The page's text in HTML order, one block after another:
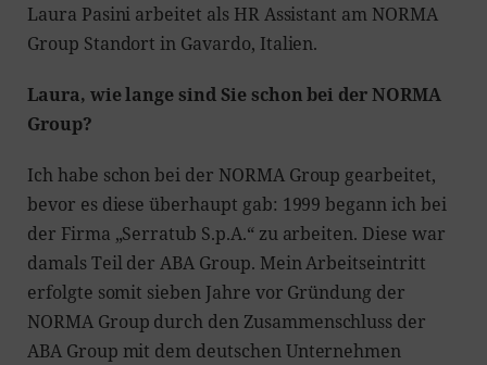
Laura Pasini arbeitet als HR Assistant am NORMA
Group Standort in Gavardo, Italien.
Laura, wie lange sind Sie schon bei der NORMA
Group?
Ich habe schon bei der NORMA Group gearbeitet,
bevor es diese überhaupt gab: 1999 begann ich bei
der Firma „Serratub S.p.A.“ zu arbeiten. Diese war
damals Teil der ABA Group. Mein Arbeitseintritt
erfolgte somit sieben Jahre vor Gründung der
NORMA Group durch den Zusammenschluss der
ABA Group mit dem deutschen Unternehmen